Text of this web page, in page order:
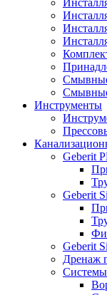
Инструменты
Geberit
Geberit
Geberit
Дренаж
Системы